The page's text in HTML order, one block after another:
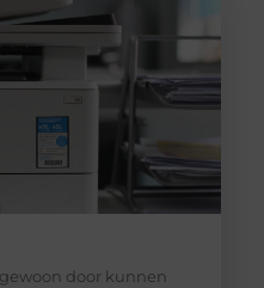
door kunnen